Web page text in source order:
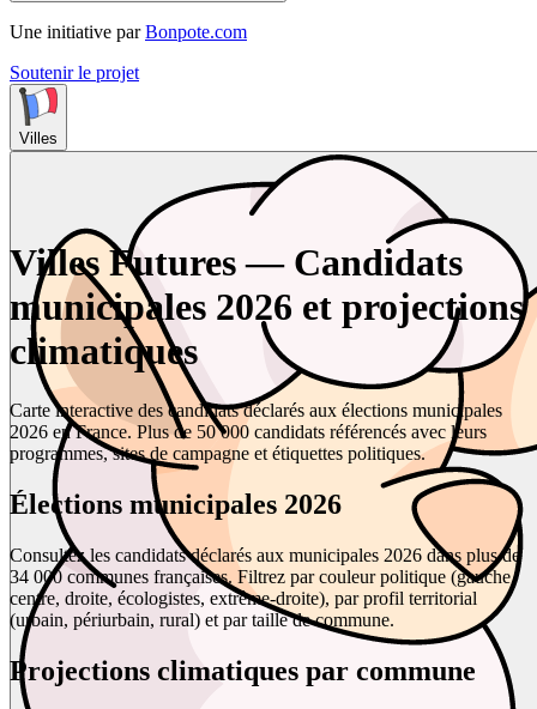
Une initiative par Bonpote.com
Soutenir le projet
Villes
Villes Futures — Candidats
municipales 2026 et projections
climatiques
Carte interactive des candidats déclarés aux élections municipales
2026 en France. Plus de 50 000 candidats référencés avec leurs
programmes, sites de campagne et étiquettes politiques.
Élections municipales 2026
Consultez les candidats déclarés aux municipales 2026 dans plus de
34 000 communes françaises. Filtrez par couleur politique (gauche,
centre, droite, écologistes, extrême-droite), par profil territorial
(urbain, périurbain, rural) et par taille de commune.
Projections climatiques par commune